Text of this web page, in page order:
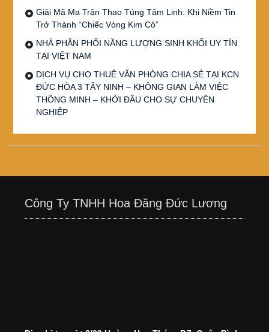
Giải Mã Ma Trận Thao Túng Tâm Linh: Khi Niềm Tin
Trở Thành “Chiếc Vòng Kim Cô”
NHÀ PHÂN PHỐI NĂNG LƯỢNG SINH KHỐI UY TÍN
TẠI VIỆT NAM
DỊCH VỤ CHO THUÊ VĂN PHÒNG CHIA SẺ TẠI KCN
ĐỨC HÒA 3 TÂY NINH – KHÔNG GIAN LÀM VIỆC
THÔNG MINH – KHỞI ĐẦU CHO SỰ CHUYÊN
NGHIỆP
Công Ty TNHH Hoa Đăng Đức Lương